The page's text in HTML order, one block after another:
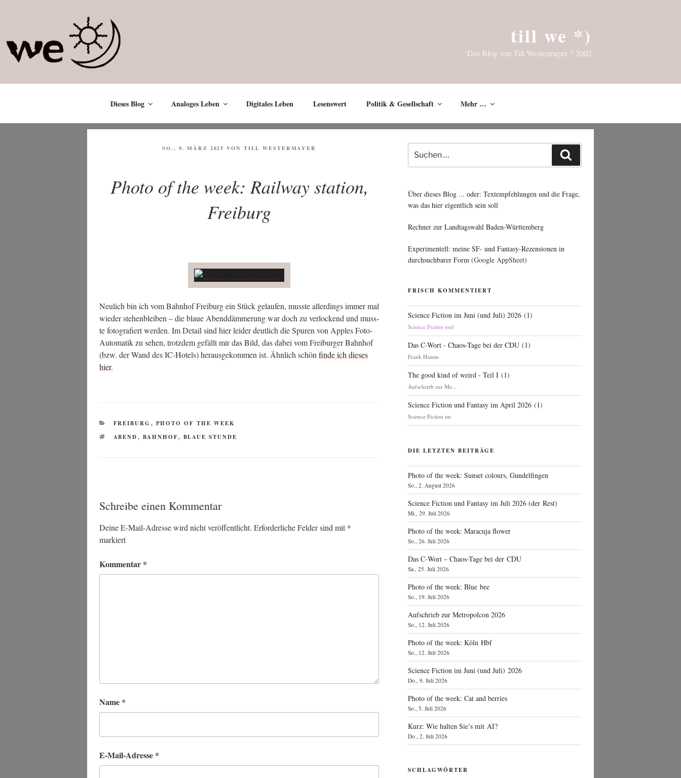
till we *)
Das Blog von Till Westermayer * 2002
Dieses Blog Analoges Leben Digitales Leben Lesenswert Politik & Gesellschaft Mehr …
VERÖFFENTLICHT
SO., 9. MÄRZ 2025 VON TILL WESTERMAYER
Photo of the week: Railway station,
Freiburg
Neu­lich bin ich vom Bahn­hof Frei­burg ein Stück gelau­fen, muss­te aller­dings immer mal
wie­der ste­hen­blei­ben – die blaue Abend­däm­me­rung war doch zu ver­lo­ckend und muss­
te foto­gra­fiert wer­den. Im Detail sind hier lei­der deut­lich die Spu­ren von App­les Foto-
Auto­ma­tik zu sehen, trotz­dem gefällt mir das Bild, das dabei vom Frei­bur­ger Bahn­hof
(bzw. der Wand des IC-Hotels) her­aus­ge­kom­men ist. Ähn­lich schön fin­de ich die­ses
hier.
KATEGORIEN
FREIBURG , PHOTO OF THE WEEK
SCHLAGWÖRTER
ABEND, BAHNHOF, BLAUE STUNDE
Schreibe einen Kommentar
Deine E-Mail-Adresse wird nicht veröffentlicht. Erforderliche Felder sind mit*
markiert
Kommentar *
Name *
E-Mail-Adresse *
nach:
Über dieses Blog ... oder: Textempfehlungen und die Frage,
was das hier eigentlich sein soll
Rechner zur Landtagswahl Baden-Württemberg
Experimentell: meine SF- und Fantasy-Rezensionen in
durchsuchbarer Form (Google AppSheet)
FRISCH KOMMENTIERT
Science Fiction im Juni (und Juli) 2026 (1)
Science Fiction und
Das C-Wort - Chaos-Tage bei der CDU (1)
Frank Hamm
The good kind of weird - Teil I (1)
Aufschrieb zur Me...
Science Fiction und Fantasy im April 2026 (1)
Science Fiction im
DIE LETZTEN BEITRÄGE
Photo of the week: Sunset colours, Gundelfingen
So., 2. August 2026
Science Fiction und Fantasy im Juli 2026 (der Rest)
Mi., 29. Juli 2026
Photo of the week: Maracuja flower
So., 26. Juli 2026
Das C‑Wort – Chaos-Tage bei der CDU
Sa., 25. Juli 2026
Photo of the week: Blue bee
So., 19. Juli 2026
Aufschrieb zur Metropolcon 2026
So., 12. Juli 2026
Photo of the week: Köln Hbf
So., 12. Juli 2026
Science Fiction im Juni (und Juli) 2026
Do., 9. Juli 2026
Photo of the week: Cat and berries
So., 5. Juli 2026
Kurz: Wie halten Sie’s mit AI?
Do., 2. Juli 2026
SCHLAGWÖRTER